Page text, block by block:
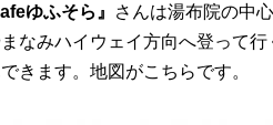
ゆふそら』
さんは湯布院の中
なみハイウェイ方向へ登って
きます。地図がこちらです。